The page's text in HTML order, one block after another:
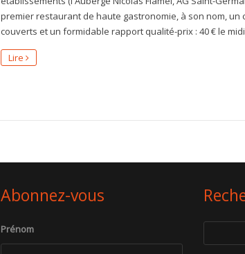
premier restaurant de haute gastronomie, à son nom, un
couverts et un formidable rapport qualité-prix : 40 € le
Lire
Abonnez-vous
Prénom